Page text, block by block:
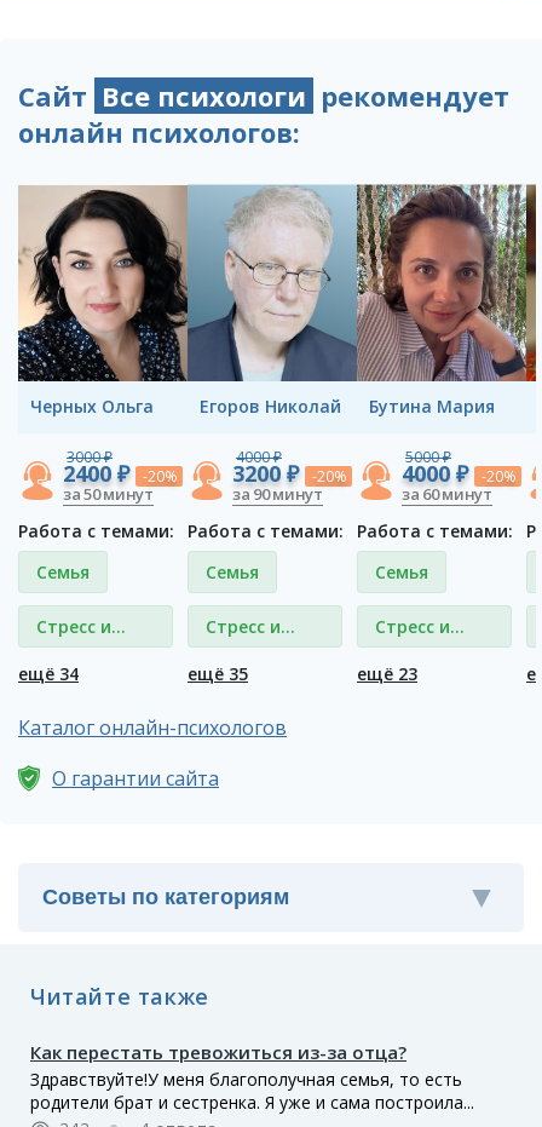
Сайт Все психологи рекомендует
онлайн психологов:
Черных Ольга
3000 ₽
2400 ₽ -20%
за 50 минут
Работа с темами:
Семья
Стресс и
депрессия
ещё 34
Егоров Николай
4000 ₽
3200 ₽ -20%
за 90 минут
Работа с темами:
Семья
Стресс и
депрессия
ещё 35
Бутина Мария
5000 ₽
4000 ₽ -20%
за 60 минут
Работа с темами:
Семья
Стресс и
депрессия
ещё 23
Каталог онлайн-психологов
О гарантии сайта
Читайте также
Как перестать тревожиться из-за отца?
Здравствуйте!У меня благополучная семья, то есть
родители брат и сестренка. Я уже и сама построила...